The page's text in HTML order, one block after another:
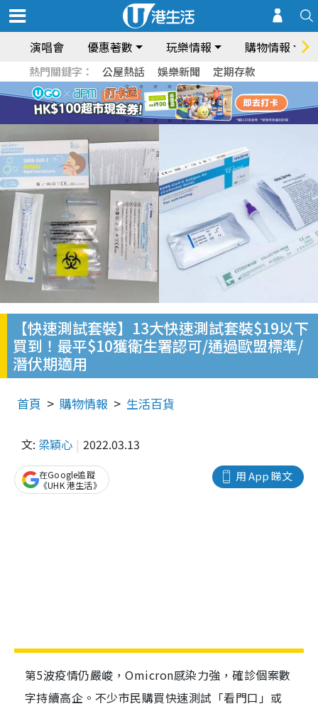
演唱會 優惠著數 玩樂情報 購物情報
熱門關鍵字： 公屋熱話 娛樂新聞 定期存款
【快速測試套裝】13大快速測試套裝$19以下
買到！最平$10獲衛生署認可/通過歐盟標準/
潛伏期適用
首頁 購物情報 生活百貨
文: 梁穎心 2022.03.13
用 App 睇文
在Google追蹤
《UHK 港生活》
第5波疫情仍嚴峻，Omicron感染力強，確診個案數
字持續高企。不少市民購買快速測試「看門口」或